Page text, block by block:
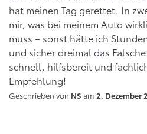
hat meinen Tag gerettet. In
mir, was bei meinem Auto
muss – sonst hätte ich
und sicher dreimal das
schnell, hilfsbereit und
Empfehlung!
Geschrieben von NS am 2. Dezember